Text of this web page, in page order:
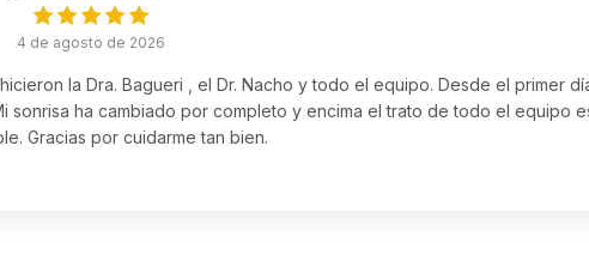
4 de agosto de 2026
la Dra. Bagueri , el Dr. Nacho y todo el equipo. Desde el primer
ha cambiado por completo y encima el trato de todo el equipo
Gracias por cuidarme tan bien.